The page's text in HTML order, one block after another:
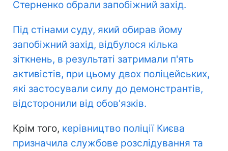
Стерненко обрали запобіжний захід.
Під стінами суду, який обирав йому
запобіжний захід, відбулося кілька
зіткнень, в результаті затримали п'ять
активістів, при цьому двох поліцейських,
які застосували силу до демонстрантів,
відсторонили від обов'язків.
Крім того, керівництво поліції Києва
призначила службове розслідування та